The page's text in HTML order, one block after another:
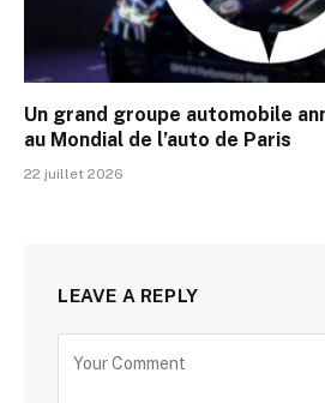
Un grand groupe automobile
au Mondial de l’auto de Paris
22 juillet 2026
LEAVE A REPLY